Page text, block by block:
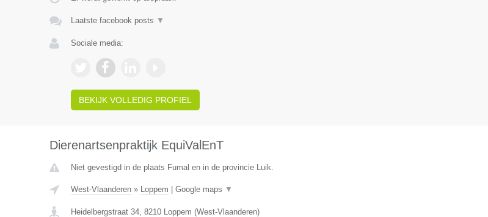
Laatste facebook posts ▼
Sociale media:
BEKIJK VOLLEDIG PROFIEL
Dierenartsenpraktijk EquiValEnT
Niet gevestigd in de plaats Fumal en in de provincie Luik.
West-Vlaanderen» Loppem Google maps ▼
Heidelbergstraat 34, 8210 Loppem (West-Vlaanderen)